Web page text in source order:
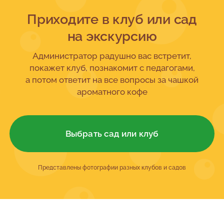
Приходите в клуб или сад
на экскурсию
Администратор радушно вас встретит,
покажет клуб, познакомит с педагогами,
а потом ответит на все вопросы за чашкой
ароматного кофе
Выбрать сад или клуб
Представлены фотографии разных клубов и садов